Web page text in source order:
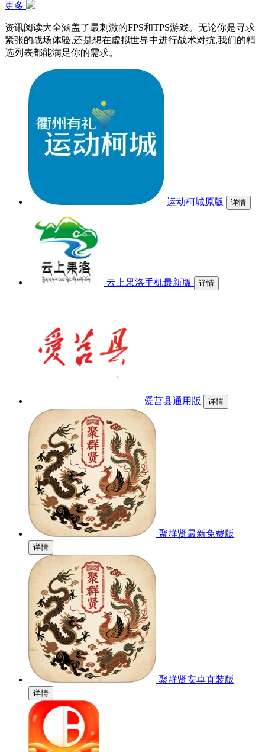
更多
资讯阅读大全涵盖了最刺激的FPS和TPS游戏。无论你是寻求
紧张的战场体验,还是想在虚拟世界中进行战术对抗,我们的精
选列表都能满足你的需求。
运动柯城原版 详情
云上果洛手机最新版 详情
爱莒县通用版 详情
聚群贤最新免费版
详情
聚群贤安卓直装版
详情